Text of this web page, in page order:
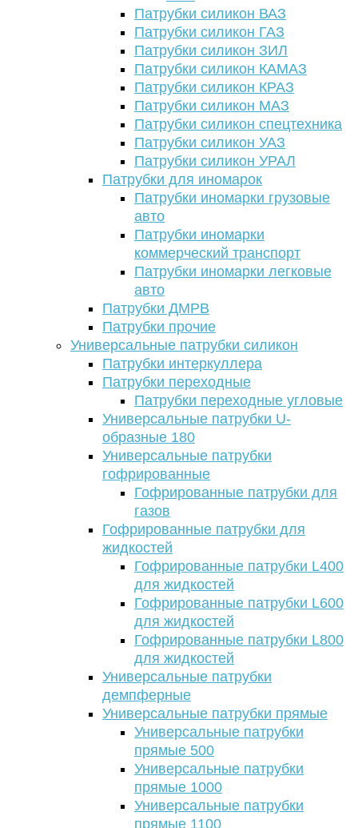
Патрубки силикон ВАЗ
Патрубки силикон ГАЗ
Патрубки силикон ЗИЛ
Патрубки силикон КАМАЗ
Патрубки силикон КРАЗ
Патрубки силикон МАЗ
Патрубки силикон спецтехника
Патрубки силикон УАЗ
Патрубки силикон УРАЛ
Патрубки для иномарок
Патрубки иномарки грузовые
авто
Патрубки иномарки
коммерческий транспорт
Патрубки иномарки легковые
авто
Патрубки ДМРВ
Патрубки прочие
Универсальные патрубки силикон
Патрубки интеркуллера
Патрубки переходные
Патрубки переходные угловые
Универсальные патрубки U-
образные 180
Универсальные патрубки
гофрированные
Гофрированные патрубки для
газов
Гофрированные патрубки для
жидкостей
Гофрированные патрубки L400
для жидкостей
Гофрированные патрубки L600
для жидкостей
Гофрированные патрубки L800
для жидкостей
Универсальные патрубки
демпферные
Универсальные патрубки прямые
Универсальные патрубки
прямые 500
Универсальные патрубки
прямые 1000
Универсальные патрубки
прямые 1100